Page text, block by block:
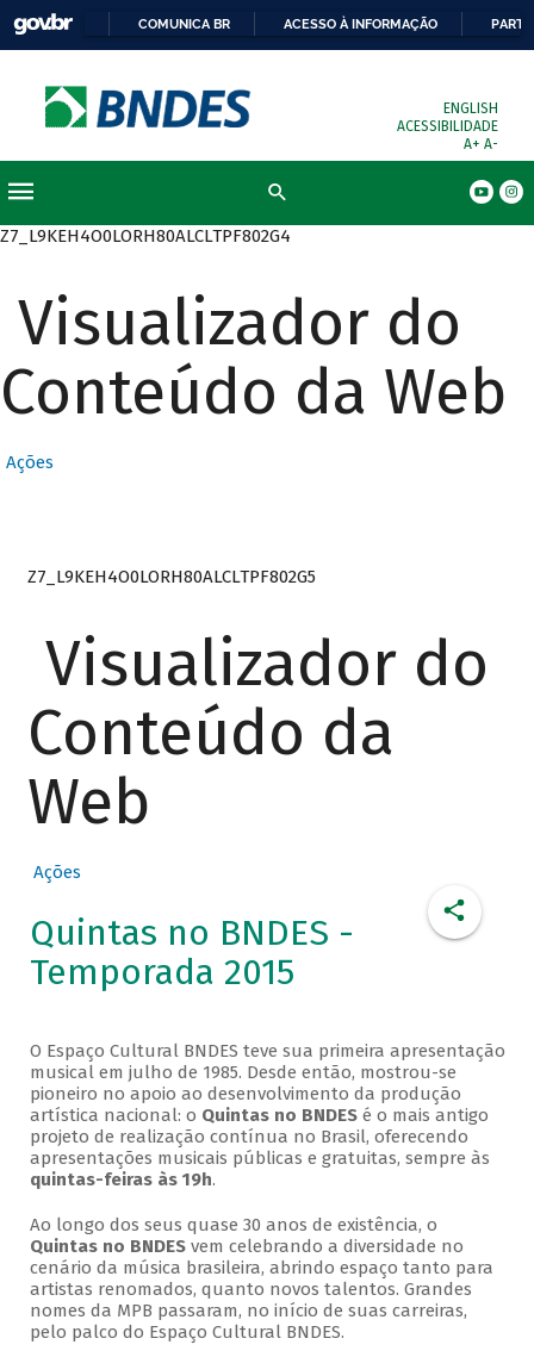
COMUNICA BR ACESSO À INFORMAÇÃO
ENGLISH
ACESSIBILIDADE
A+ A-
Z7_L9KEH4O0LORH80ALCLTPF802G4
Visualizador do
Conteúdo da Web
Ações
Z7_L9KEH4O0LORH80ALCLTPF802G5
Visualizador do
Conteúdo da
Web
Ações
Quintas no BNDES -
Temporada 2015
O Espaço Cultural BNDES teve sua primeira apresentação
musical em julho de 1985. Desde então, mostrou-se
pioneiro no apoio ao desenvolvimento da produção
artística nacional: o Quintas no BNDESé o mais antigo
projeto de realização contínua no Brasil, oferecendo
apresentações musicais públicas e gratuitas, sempre às
quintas-feiras às 19h.
Ao longo dos seus quase 30 anos de existência, o
Quintas no BNDESvem celebrando a diversidade no
cenário da música brasileira, abrindo espaço tanto para
artistas renomados, quanto novos talentos. Grandes
nomes da MPB passaram, no início de suas carreiras,
pelo palco do Espaço Cultural BNDES.